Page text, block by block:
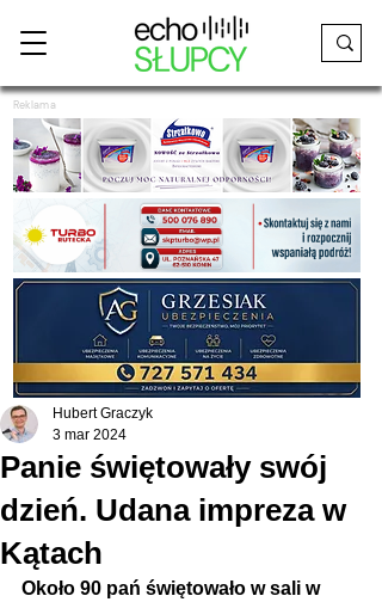
Reklama
Panie świętowały swój
dzień. Udana impreza w
Kątach
Hubert Graczyk
3 mar 2024
Około 90 pań świętowało w sali w